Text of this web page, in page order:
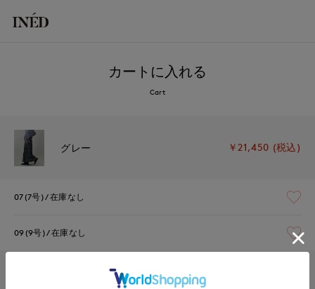
カートに入れる
Cart
グレー ￥21,450 (税込)
07(7号) 在庫なし
09(9号) 在庫なし
ブルーグレー